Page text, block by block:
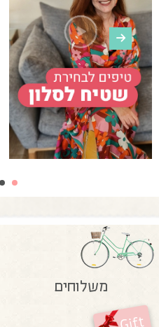
משלוחים